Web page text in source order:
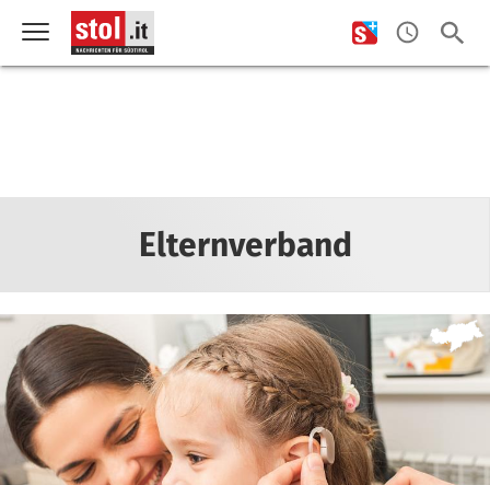
Elternverband